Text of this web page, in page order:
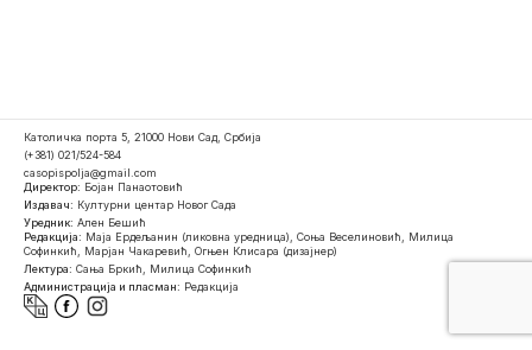
Католичка порта 5, 21000 Нови Сад, Србија
(+381) 021/524-584
casopispolja@gmail.com
Директор: Бојан Панаотовић
Издавач: Културни центар Новог Сада
Уредник: Ален Бешић
Редакција: Маја Ердељанин (ликовна уредница), Соња Веселиновић, Милица
Софинкић, Марјан Чакаревић, Огњен Клисара (дизајнер)
Лектура: Сања Бркић, Милица Софинкић
Администрација и пласман: Редакција